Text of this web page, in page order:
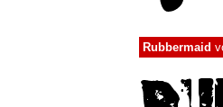
Rubbermaid